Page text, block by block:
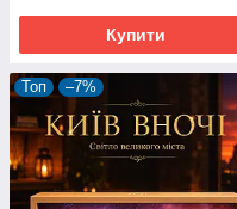
Купити
Топ –7%